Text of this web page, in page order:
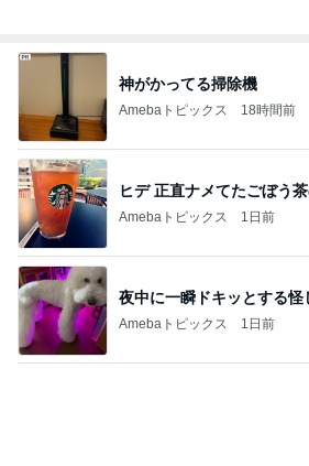
欲しいぞってなったパンツの再販